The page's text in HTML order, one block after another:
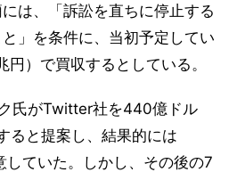
は、「訴訟を直ちに停止する
」を条件に、当初予定してい
）で買収するとしている。
氏がTwitter社を440億ドル
ると提案し、結果的には
ていた。しかし、その後の7